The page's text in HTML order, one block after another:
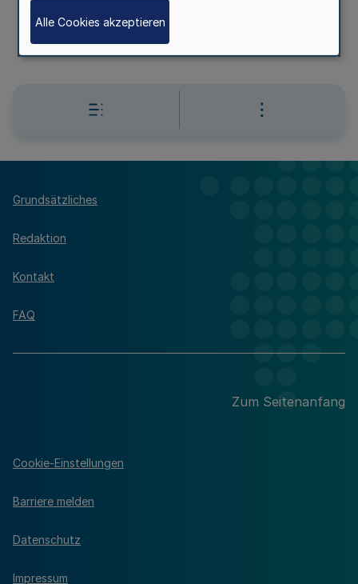
RdErl. d. Innenministeriums
IV C 2- 1591 v. 12.3.2001
Grundsätzliches
Redaktion
Kontakt
FAQ
Zum Seitenanfang
Cookie-Einstellungen
Barriere melden
Datenschutz
Impressum
Alle Cookies akzeptieren